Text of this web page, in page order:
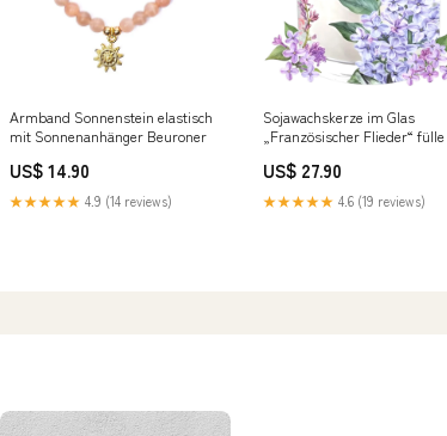
Armband Sonnenstein elastisch
mit Sonnenanhänger Beuroner
US$ 14.90
★★★★★ 4.9 (14 reviews)
Sojawachskerze im Glas
„Französischer Flieder“ fülle
US$ 27.90
★★★★★ 4.6 (19 reviews)